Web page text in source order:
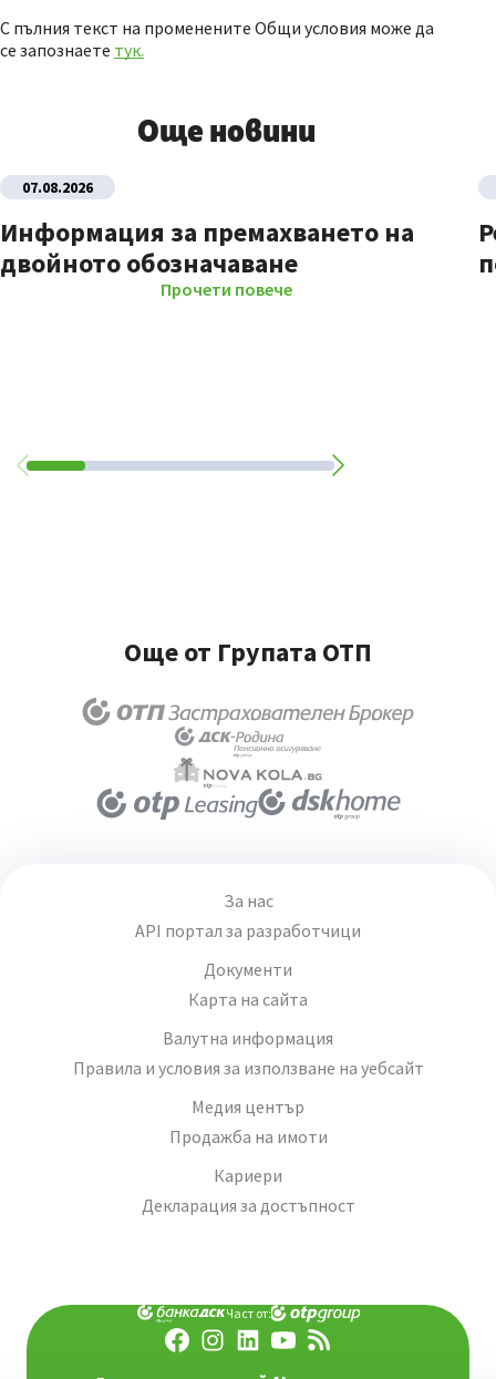
С пълния текст на променените Общи условия може да
се запознаете тук.
Още новини
07.08.2026
Информация за премахването на
двойното обозначаване
Прочети повече
Още от Групата ОТП
За нас
API портал за разработчици
Документи
Карта на сайта
Валутна информация
Правила и условия за използване на уебсайт
Медия център
Продажба на имоти
Кариери
Декларация за достъпност
Част от: